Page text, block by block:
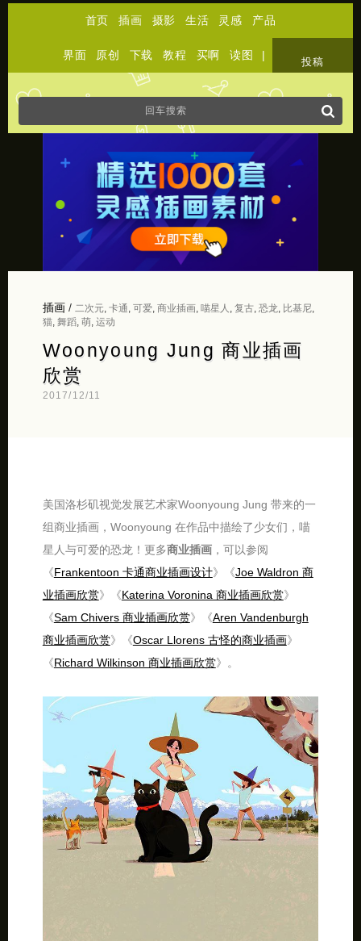
首页 插画 摄影 生活 灵感 产品
界面 原创 下载 教程 买啊 读图 |
投稿
插画/ 二次元, 卡通 可爱, 商业插画, 喵星人 复古, 恐龙 比基尼,
猫, 舞蹈, 萌, 运动
Woonyoung Jung 商业插画
欣赏
2017/12/11
美国洛杉矶视觉发展艺术家Woonyoung Jung 带来的一
组商业插画，Woonyoung 在作品中描绘了少女们，喵
星人与可爱的恐龙！更多商业插画，可以参阅
《Frankentoon 卡通商业插画设计》《Joe Waldron 商
业插画欣赏》《Katerina Voronina 商业插画欣赏》
《Sam Chivers 商业插画欣赏》《Aren Vandenburgh
商业插画欣赏》《Oscar Llorens 古怪的商业插画》
《Richard Wilkinson 商业插画欣赏》。